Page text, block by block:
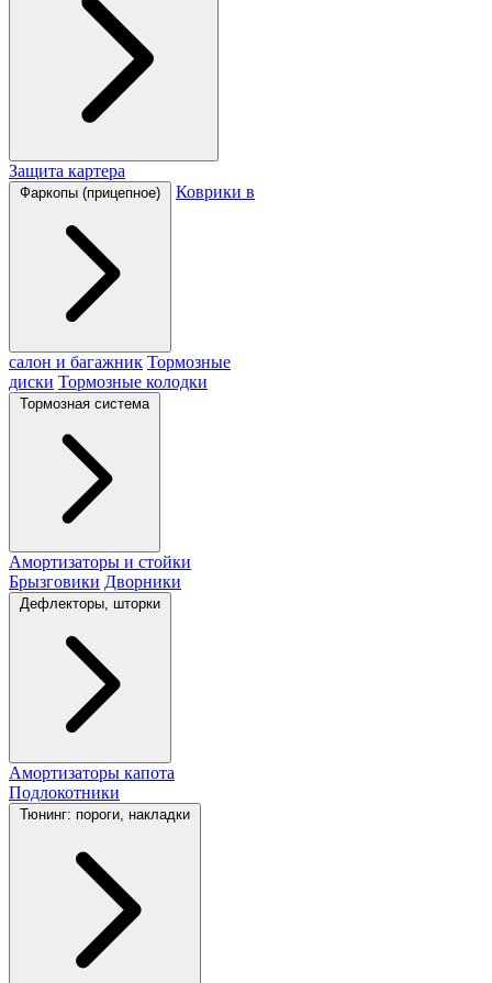
Защита картера
Фаркопы (прицепное) Коврики в
салон и багажник Тормозные
диски Тормозные колодки
Тормозная система
Амортизаторы и стойки
Брызговики Дворники
Дефлекторы, шторки
Амортизаторы капота
Подлокотники
Тюнинг: пороги, накладки